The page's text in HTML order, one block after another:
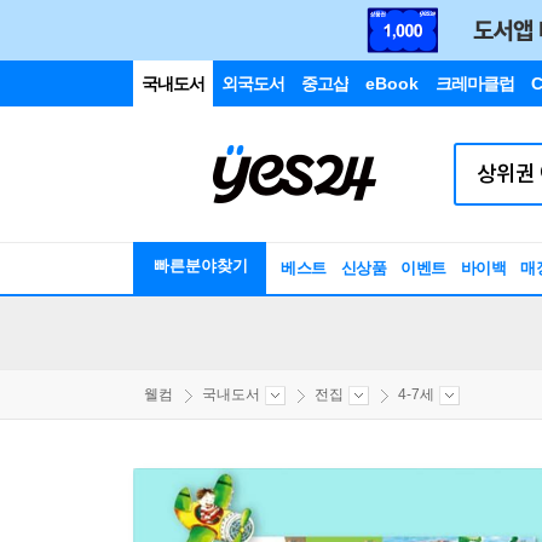
국내도서 외국도서 중고샵 eBook 크레마클럽
빠른분야찾기 베스트 신상품 이벤트 바이백 매
웰컴 국내도서 전집 4-7세